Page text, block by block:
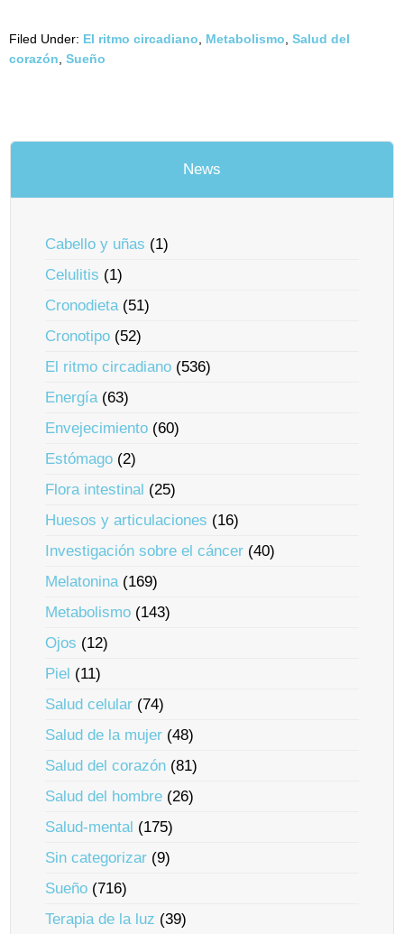
Filed Under: El ritmo circadiano Metabolismo Salud del
corazón Sueño
News
Cabello y uñas (1)
Celulitis (1)
Cronodieta(51)
Cronotipo (52)
El ritmo circadiano (536)
Energía(63)
Envejecimiento (60)
Estómago (2)
Flora intestinal (25)
Huesos y articulaciones (16)
Investigación sobre el cáncer (40)
Melatonina(169)
Metabolismo (143)
Ojos (12)
Piel (11)
Salud celular (74)
Salud de la mujer (48)
Salud del corazón (81)
Salud del hombre (26)
Salud-mental (175)
Sin categorizar (9)
Sueño (716)
Terapia de la luz (39)